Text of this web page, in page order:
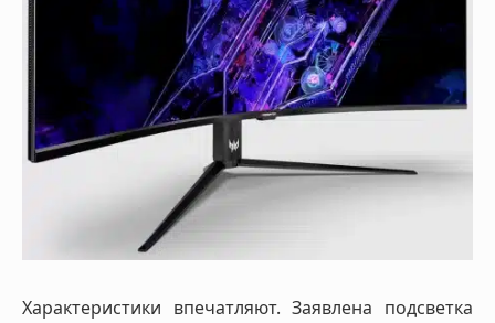
Характеристики впечатляют. Заявлена подсветка